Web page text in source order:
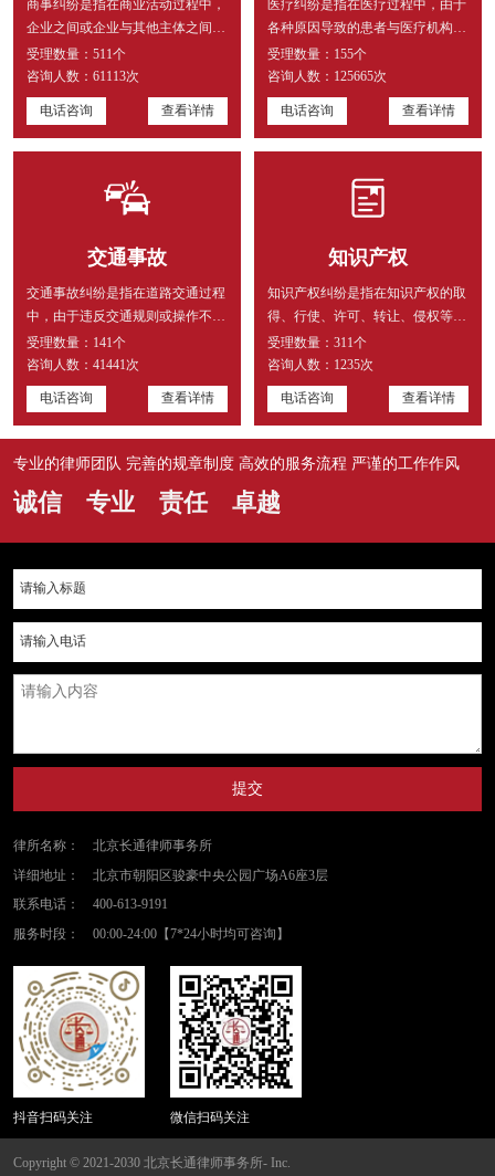
商事纠纷是指在商业活动过程中，
企业之间或企业与其他主体之间因
合同、侵权、公司治理等商事法
律...
受理数量： 511个
咨询人数： 61113次
电话咨询 查看详情
医疗纠纷是指在医疗过程中，由于
各种原因导致的患者与医疗机构或
医务人员之间的争议。处理医疗
纠...
受理数量： 155个
咨询人数： 125665次
电话咨询 查看详情
交通事故
交通事故纠纷是指在道路交通过程
中，由于违反交通规则或操作不当
等原因，导致人身伤害或财产损
失...
受理数量： 141个
咨询人数： 41441次
电话咨询 查看详情
知识产权
知识产权纠纷是指在知识产权的取
得、行使、许可、转让、侵权等过
程中产生的争议。处理知识产权
纠...
受理数量： 311个
咨询人数： 1235次
电话咨询 查看详情
专业的律师团队 完善的规章制度 高效的服务流程 严谨的工作作风
诚信 专业 责任 卓越
提交
律所名称：
北京长通律师事务所
详细地址：
北京市朝阳区骏豪中央公园广场A6座3层
联系电话：
400-613-9191
服务时段：
00:00-24:00【7*24小时均可咨询】
抖音扫码关注 微信扫码关注
Copyright © 2021-2030 北京长通律师事务所- Inc.